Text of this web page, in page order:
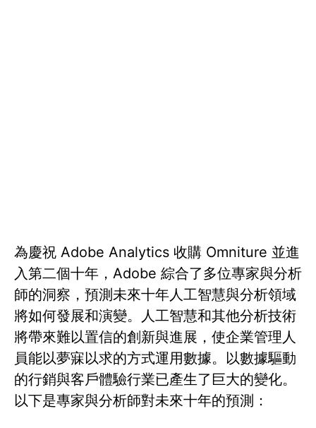
為慶祝 Adobe Analytics 收購 Omniture 並進
入第二個十年，Adobe 綜合了多位專家與分析
師的洞察，預測未來十年人工智慧與分析領域
將如何發展和演變。人工智慧和其他分析技術
將帶來難以置信的創新與進展，使企業管理人
員能以夢寐以求的方式運用數據。以數據驅動
的行銷與客戶體驗行業已產生了巨大的變化。
以下是專家與分析師對未來十年的預測：